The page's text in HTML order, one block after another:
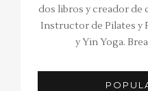
dos libros y creador de
Instructor de Pilates y
y Yin Yoga.